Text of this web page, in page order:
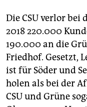
Die CSU verlor bei
2018 220.000
190.000 an die
Friedhof. Gesetzt,
ist für Söder und
holen als bei der
CSU und Grüne